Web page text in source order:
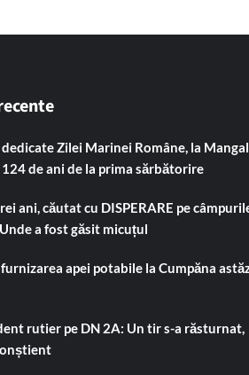
Zilei Marinei Române, la
de ani de la prima sărbătorire
ani, căutat cu DISPERARE pe
a fost găsit micuțul
apei potabile la Cumpăna
rutier pe DN 2A: Un tir s-a răsturnat,